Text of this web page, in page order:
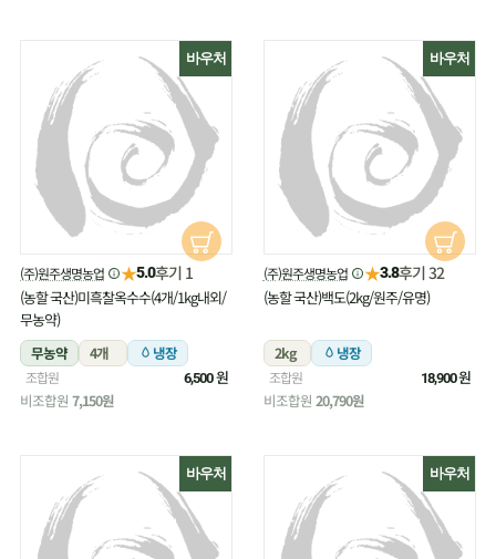
바우처
(주)원주생명농업 ★5.0후기 1
(농할 국산)미흑찰옥수수(4개/1kg내외/
무농약)
무농약
4개 냉장
조합원 6,500원
비조합원 7,150원
바우처
(주)원주생명농업 ★3.8후기 32
(농할 국산)백도(2kg/원주/유명)
2kg 냉장
조합원 18,900원
비조합원 20,790원
바우처 바우처